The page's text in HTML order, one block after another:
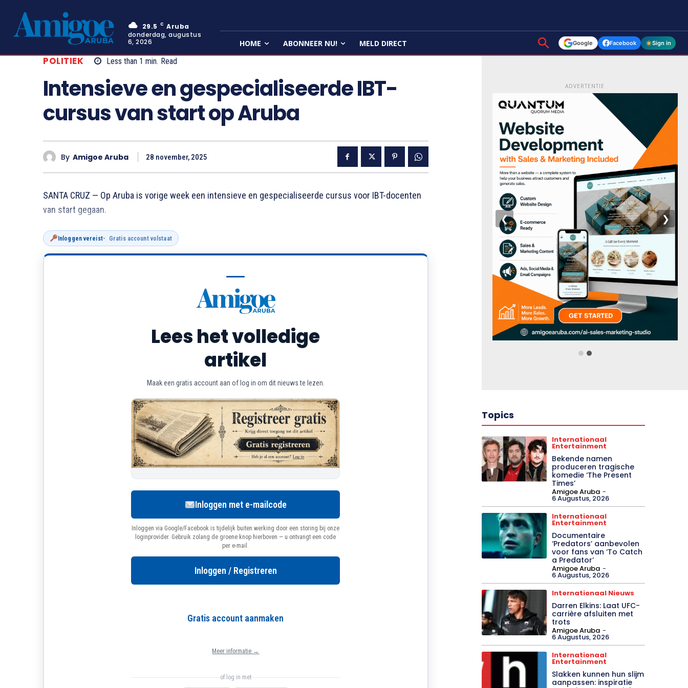
29.5 C Aruba
donderdag, augustus
6, 2026
HOME ABONNEER NU! MELD DIRECT Google Facebook Sign in
POLITIEK Less than 1 min. Read
Intensieve en gespecialiseerde IBT-
cursus van start op Aruba
By Amigoe Aruba 28 november, 2025
SANTA CRUZ — Op Aruba is vorige week een intensieve en gespecialiseerde cursus voor IBT-docenten
van start gegaan.
Inloggen vereist Gratis account volstaat
Lees het volledige
artikel
Maak een gratis account aan of log in om dit nieuws te lezen.
Inloggen met e-mailcode
Inloggen via Google/Facebook is tijdelijk buiten werking door een storing bij onze
loginprovider. Gebruik zolang de groene knop hierboven — u ontvangt een code
per e-mail.
Inloggen / Registreren
Gratis account aanmaken
Meer informatie →
of log in met
ADVERTENTIE
❮ ❯
Topics
Internationaal
Entertainment
Bekende namen
produceren tragische
komedie ‘The Present
Times’
Amigoe Aruba -
6 Augustus, 2026
Internationaal
Entertainment
Documentaire
‘Predators’ aanbevolen
voor fans van ‘To Catch
a Predator’
Amigoe Aruba -
6 Augustus, 2026
Internationaal Nieuws
Darren Elkins: Laat UFC-
carrière afsluiten met
trots
Amigoe Aruba -
6 Augustus, 2026
Internationaal
Entertainment
Slakken kunnen hun slijm
aanpassen: inspiratie